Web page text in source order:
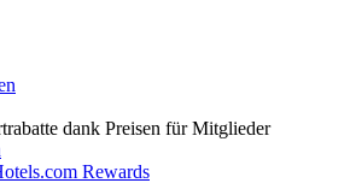
dank Preisen für Mitglieder
Rewards